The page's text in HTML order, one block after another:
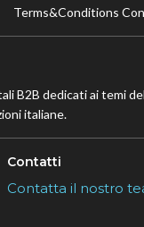
Terms&Conditions
B2B dedicati ai temi
italiane.
Contatti
Contatta il nostro